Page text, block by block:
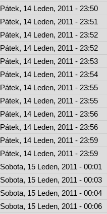
Pátek, 14 Leden, 2011 - 23:50
Pátek, 14 Leden, 2011 - 23:51
Pátek, 14 Leden, 2011 - 23:52
Pátek, 14 Leden, 2011 - 23:52
Pátek, 14 Leden, 2011 - 23:53
Pátek, 14 Leden, 2011 - 23:54
Pátek, 14 Leden, 2011 - 23:55
Pátek, 14 Leden, 2011 - 23:55
Pátek, 14 Leden, 2011 - 23:56
Pátek, 14 Leden, 2011 - 23:56
Pátek, 14 Leden, 2011 - 23:59
Pátek, 14 Leden, 2011 - 23:59
Sobota, 15 Leden, 2011 - 00:01
Sobota, 15 Leden, 2011 - 00:03
Sobota, 15 Leden, 2011 - 00:04
Sobota, 15 Leden, 2011 - 00:06